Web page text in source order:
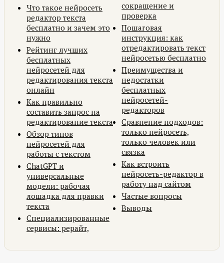
Что такое нейросеть
редактор текста
бесплатно и зачем это
нужно
Рейтинг лучших
бесплатных
нейросетей для
редактирования текста
онлайн
Как правильно
составить запрос на
редактирование текста
Обзор типов
нейросетей для
работы с текстом
ChatGPT и
универсальные
модели: рабочая
лошадка для правки
текста
Специализированные
сервисы: рерайт,
сокращение и
проверка
Пошаговая
инструкция: как
отредактировать текст
нейросетью бесплатно
Преимущества и
недостатки
бесплатных
нейросетей-
редакторов
Сравнение подходов:
только нейросеть,
только человек или
связка
Как встроить
нейросеть-редактор в
работу над сайтом
Частые вопросы
Выводы